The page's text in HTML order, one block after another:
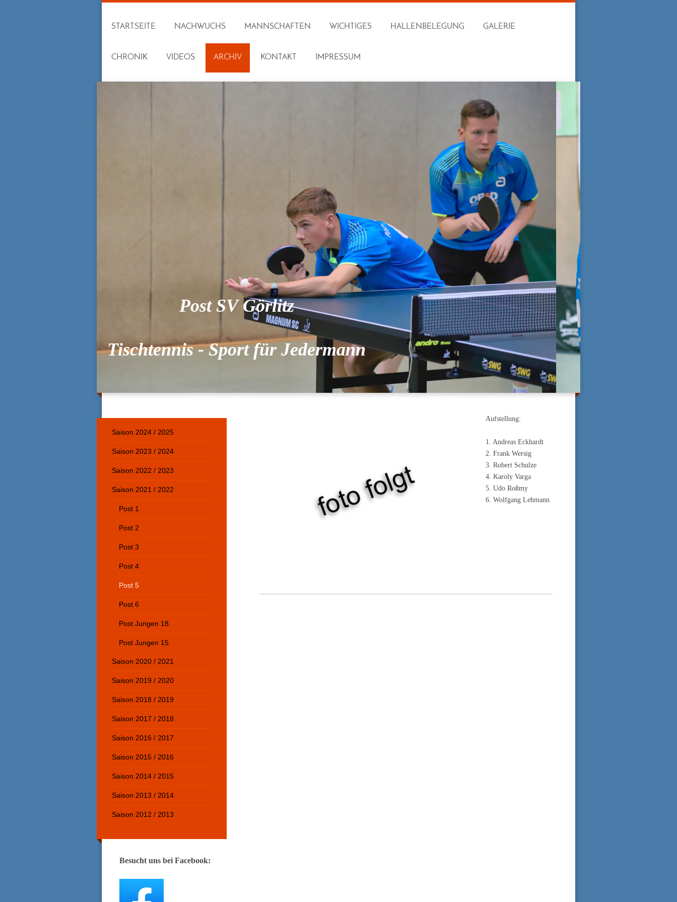
STARTSEITE NACHWUCHS MANNSCHAFTEN WICHTIGES HALLENBELEGUNG GALERIE
CHRONIK VIDEOS ARCHIV KONTAKT IMPRESSUM
Post SV Görlitz
Tischtennis - Sport für Jedermann
Aufstellung:
1. Andreas Eckhardt
2. Frank Wersig
3. Robert Schulze
4. Karoly Varga
5. Udo Roßmy
6. Wolfgang Lehmann
Saison 2024 / 2025
Saison 2023 / 2024
Saison 2022 / 2023
Saison 2021 / 2022
Post 1
Post 2
Post 3
Post 4
Post 5
Post 6
Post Jungen 18
Post Jungen 15
Saison 2020 / 2021
Saison 2019 / 2020
Saison 2018 / 2019
Saison 2017 / 2018
Saison 2016 / 2017
Saison 2015 / 2016
Saison 2014 / 2015
Saison 2013 / 2014
Saison 2012 / 2013
Besucht uns bei Facebook: